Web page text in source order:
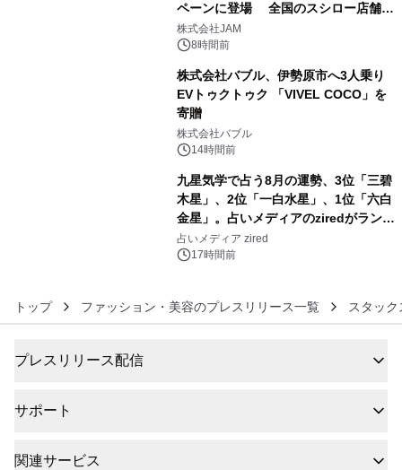
ペーンに登場 全国のスシロー店舗で
GR 4車種の FUNBOO(ミニカー)付き
メニューが展開されます
株式会社JAM
8時間前
株式会社バブル、伊勢原市へ3人乗り
EVトゥクトゥク 「VIVEL COCO」を
寄贈
株式会社バブル
14時間前
九星気学で占う8月の運勢、3位「三碧
木星」、2位「一白水星」、1位「六白
金星」。占いメディアのziredがランキ
ングを発表
占いメディア zired
17時間前
トップ ファッション・美容のプレスリリース一覧 スタッ
プレスリリース配信
サポート
関連サービス